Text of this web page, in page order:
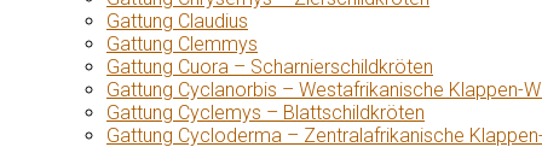
Gattung Claudius
Gattung Clemmys
Gattung Cuora – Scharnierschildkröten
Gattung Cyclanorbis – Westafrikanische Klappen-
Gattung Cyclemys – Blattschildkröten
Gattung Cycloderma – Zentralafrikanische